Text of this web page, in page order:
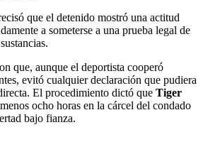
que el detenido mostró una actitud
a someterse a una prueba legal de
que, aunque el deportista cooperó
evitó cualquier declaración que pudiera
El procedimiento dictó que Tiger
ocho horas en la cárcel del condado
bajo fianza.